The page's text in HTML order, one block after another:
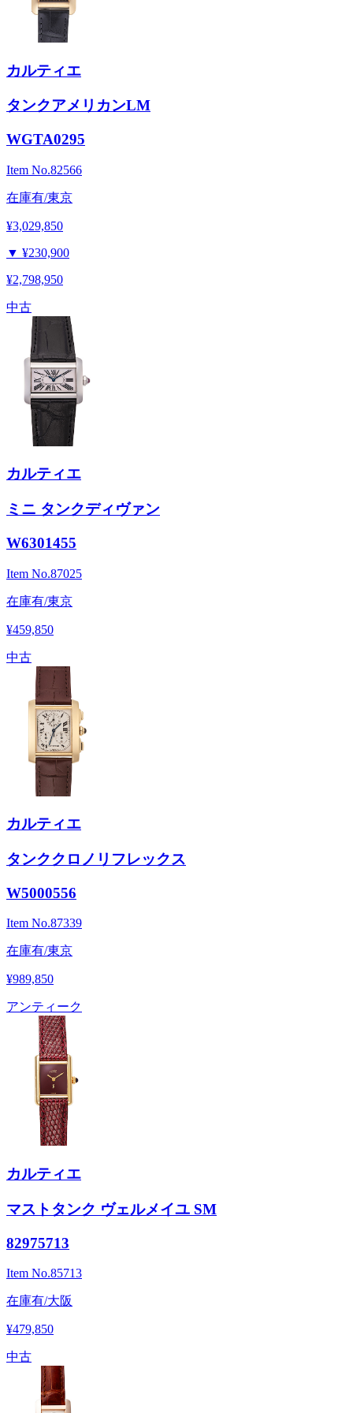
カルティエ
タンクアメリカンLM
WGTA0295
Item No.82566
在庫有/東京
¥3,029,850
▼ ¥230,900
¥2,798,950
中古
カルティエ
ミニ タンクディヴァン
W6301455
Item No.87025
在庫有/東京
¥459,850
中古
カルティエ
タンククロノリフレックス
W5000556
Item No.87339
在庫有/東京
¥989,850
アンティーク
カルティエ
マストタンク ヴェルメイユ SM
82975713
Item No.85713
在庫有/大阪
¥479,850
中古